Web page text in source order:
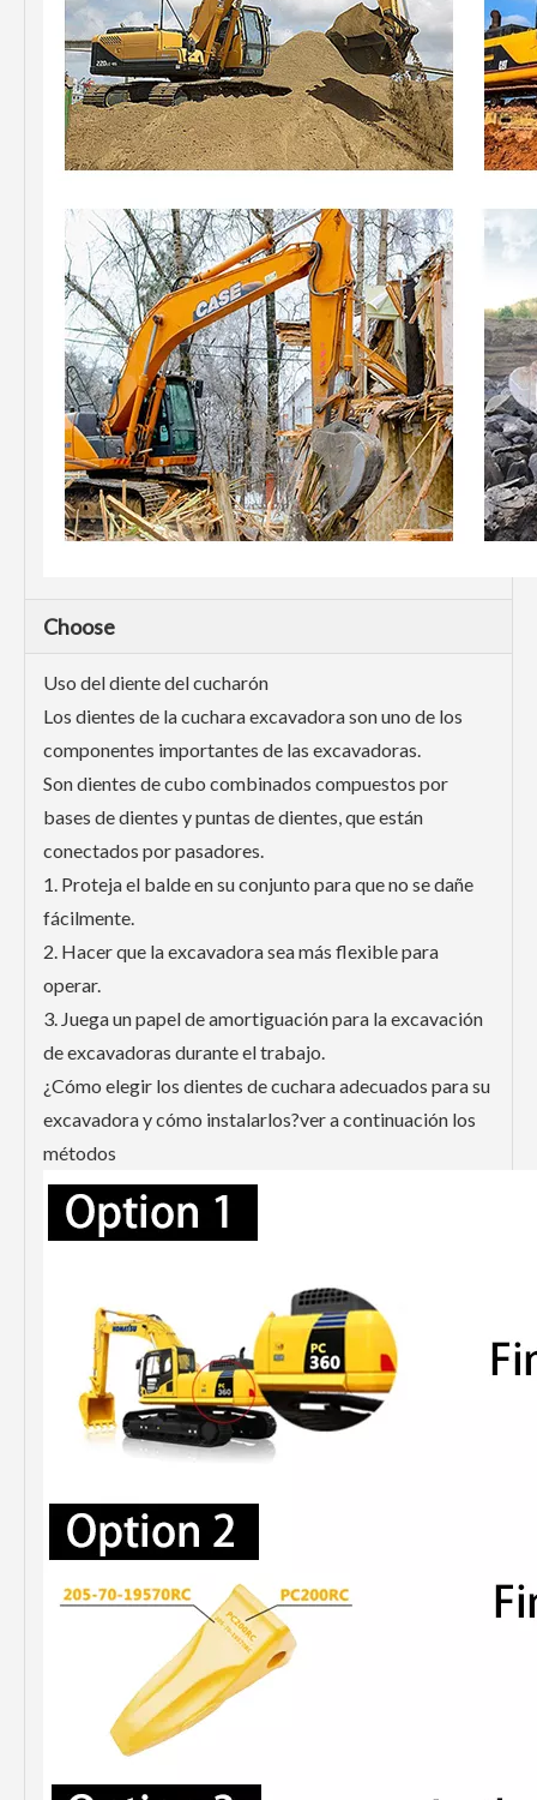
Choose
Uso del diente del cucharón
Los dientes de la cuchara excavadora son uno de los
componentes importantes de las excavadoras.
Son dientes de cubo combinados compuestos por
bases de dientes y puntas de dientes, que están
conectados por pasadores.
1. Proteja el balde en su conjunto para que no se dañe
fácilmente.
2. Hacer que la excavadora sea más flexible para
operar.
3. Juega un papel de amortiguación para la excavación
de excavadoras durante el trabajo.
¿Cómo elegir los dientes de cuchara adecuados para su
excavadora y cómo instalarlos?ver a continuación los
métodos